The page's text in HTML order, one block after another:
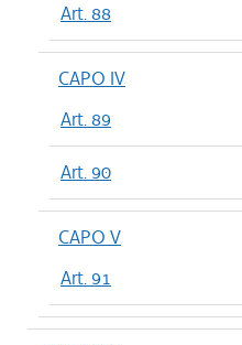
Art. 88
CAPO IV
Art. 89
Art. 90
CAPO V
Art. 91